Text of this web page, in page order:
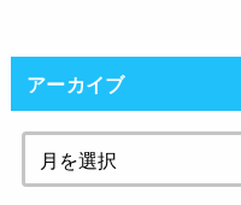
アーカイブ